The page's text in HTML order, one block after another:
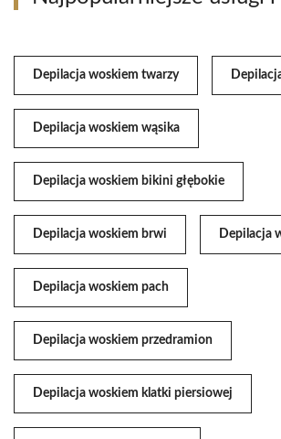
Depilacja woskiem twarzy
Depilacja woskiem wąsika
Depilacja woskiem bikini głębokie
Depilacja woskiem brwi Depilacja
Depilacja woskiem pach
Depilacja woskiem przedramion
Depilacja woskiem klatki piersiowej